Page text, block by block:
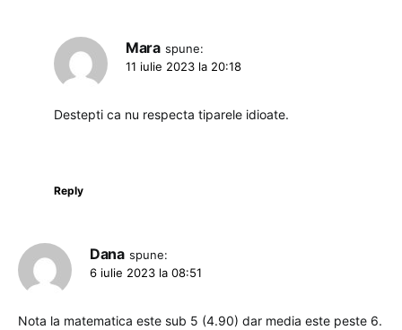
Mara spune:
11 iulie 2023 la 20:18
Destepti ca nu respecta tiparele idioate.
Reply
Dana spune:
6 iulie 2023 la 08:51
Nota la matematica este sub 5 (4.90) dar media este peste 6.